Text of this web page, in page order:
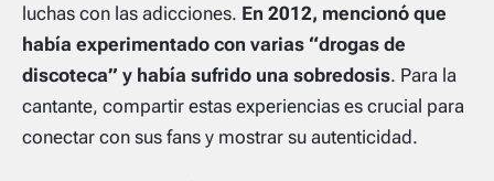
luchas con las adicciones. En 2012, mencionó que
había experimentado con varias “drogas de
discoteca” y había sufrido una sobredosis. Para la
cantante, compartir estas experiencias es crucial para
conectar con sus fans y mostrar su autenticidad.